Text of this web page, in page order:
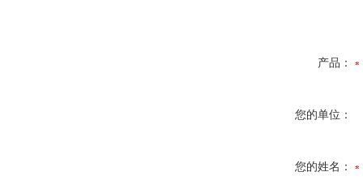
产品：
您的单位：
您的姓名：